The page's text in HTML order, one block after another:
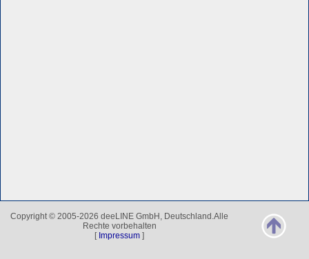
Copyright © 2005-2026 deeLINE GmbH, Deutschland.Alle
Rechte vorbehalten
[ Impressum ]